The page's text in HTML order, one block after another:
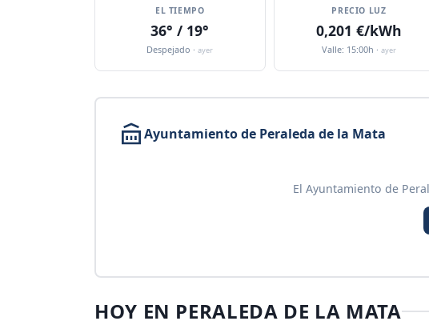
EL TIEMPO
36° / 19°
Despejado ·ayer
PRECIO LUZ
0,201 €/kWh
Valle: 15:00h · ayer
Ayuntamiento de Peraleda de la Mata
El Ayuntamiento de
HOY EN PERALEDA DE LA MATA